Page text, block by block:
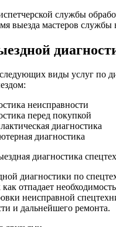
службы
выезда мастеров службы
виды услуг по
неисправности
перед покупкой
диагностика
диагностика
диагностики по
отпадает
неисправной
и дальнейшего ремонта.